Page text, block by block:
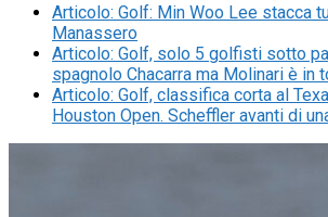
Articolo: Golf: Min Woo Lee stacca
Manassero
Articolo: Golf, solo 5 golfisti sotto
spagnolo Chacarra ma Molinari è in
Articolo: Golf, classifica corta al
Houston Open. Scheffler avanti di